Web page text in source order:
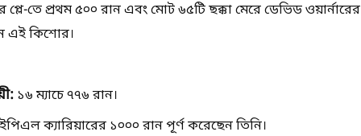
তে প্রথম ৫০০ রান এবং মোট ৬৫টি ছক্কা মেরে ডেভিড ওয়ার্নারের
এই কিশোর।
১৬ ম্যাচে ৭৭৬ রান।
ক্যারিয়ারের ১০০০ রান পূর্ণ করেছেন তিনি।